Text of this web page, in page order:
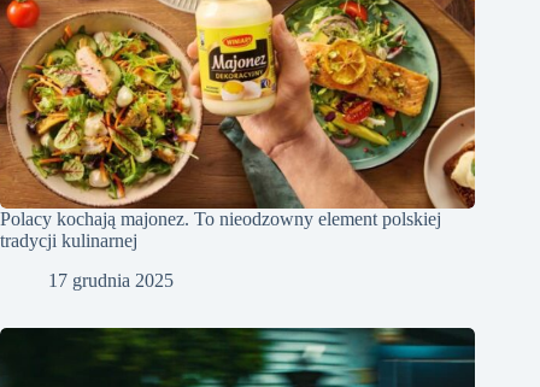
Polacy kochają majonez. To nieodzowny element polskiej
tradycji kulinarnej
17 grudnia 2025